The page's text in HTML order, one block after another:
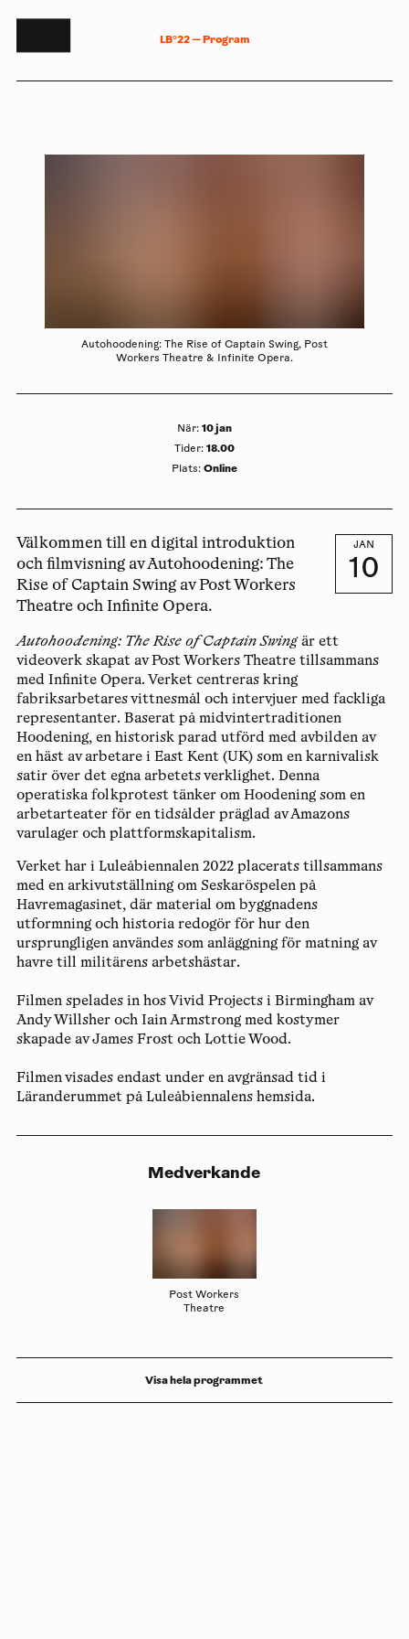
LB°22—Program
Autohoodening: The Rise of Captain Swing, Post
Workers Theatre & Infinite Opera.
När: 10 jan
Tider: 18.00
Plats: Online
JAN
10
Välkommen till en digital introduktion
och filmvisning av Autohoodening: The
Rise of Captain Swing av Post Workers
Theatre och Infinite Opera.
Autohoodening: The Rise of Captain Swingär ett
videoverk skapat av Post Workers Theatre tillsammans
med Infinite Opera. Verket centreras kring
fabriksarbetares vittnesmål och intervjuer med fackliga
representanter. Baserat på midvintertraditionen
Hoodening, en historisk parad utförd med avbilden av
en häst av arbetare i East Kent (UK) som en karnivalisk
satir över det egna arbetets verklighet. Denna
operatiska folkprotest tänker om Hoodening som en
arbetarteater för en tidsålder präglad av Amazons
varulager och plattformskapitalism.
Verket har i Luleåbiennalen 2022 placerats tillsammans
med en arkivutställning om Seskaröspelen på
Havremagasinet, där material om byggnadens
utformning och historia redogör för hur den
ursprungligen användes som anläggning för matning av
havre till militärens arbetshästar.
Filmen spelades in hos Vivid Projects i Birmingham av
Andy Willsher och Iain Armstrong med kostymer
skapade av James Frost och Lottie Wood.
Filmen visades endast under en avgränsad tid i
Läranderummet på Luleåbiennalens hemsida.
Medverkande
Post Workers
Theatre
Visa hela programmet